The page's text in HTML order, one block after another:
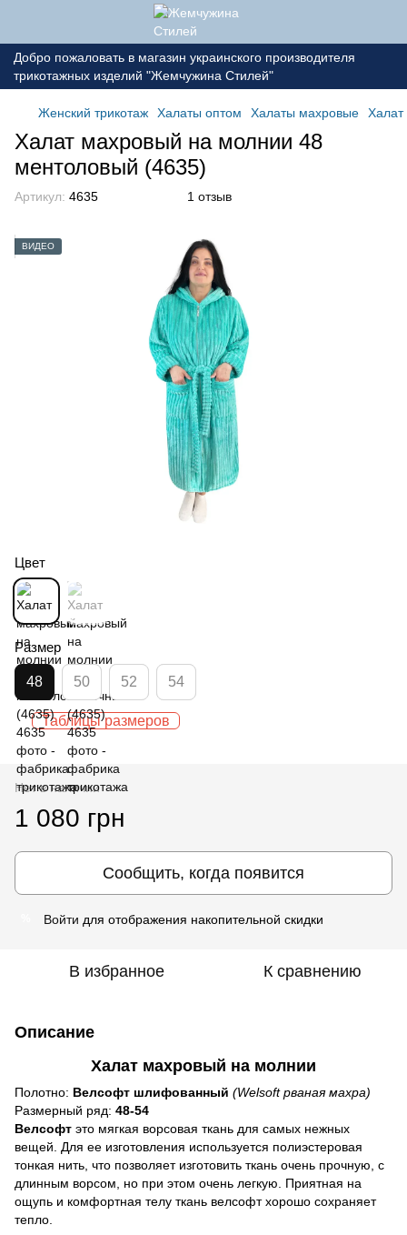
Добро пожаловать в магазин украинского производителя
трикотажных изделий "Жемчужина Стилей"
Женский трикотаж Халаты оптом Халаты махровые
Халат махровый на молнии 48
ментоловый (4635)
Артикул: 4635 1 отзыв
ВИДЕО
Цвет
Размер
48 50 52 54
Таблицы размеров
Нет в наличии
1 080 грн
Сообщить, когда появится
Войти для отображения накопительной скидки
В избранное К сравнению
Описание
Халат махровый на молнии
Полотно: Велсофт шлифованный (Welsoft рваная махра)
Размерный ряд: 48-54
Велсофт это мягкая ворсовая ткань для самых нежных
вещей. Для ее изготовления используется полиэстеровая
тонкая нить, что позволяет изготовить ткань очень прочную, с
длинным ворсом, но при этом очень легкую. Приятная на
ощупь и комфортная телу ткань велсофт хорошо сохраняет
тепло.